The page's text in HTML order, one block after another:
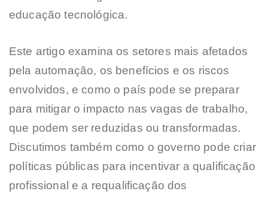
educação tecnológica.
Este artigo examina os setores mais afetados
pela automação, os benefícios e os riscos
envolvidos, e como o país pode se preparar
para mitigar o impacto nas vagas de trabalho,
que podem ser reduzidas ou transformadas.
Discutimos também como o governo pode criar
políticas públicas para incentivar a qualificação
profissional e a requalificação dos